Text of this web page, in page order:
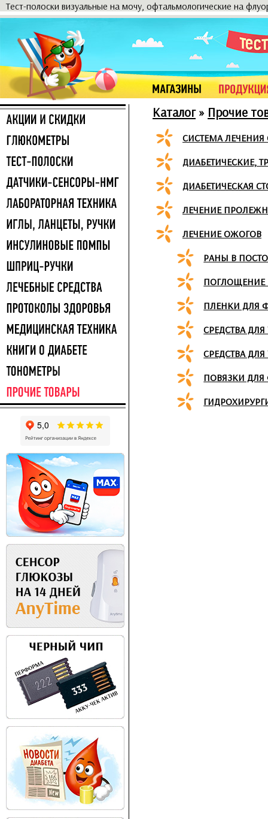
Тест-полоски визуальные на мочу, офтальмологические на
Каталог» Прочие
СИСТЕМА
ДИАБЕТИЧЕСКИЕ,
ДИАБЕТИЧЕСКАЯ
ЛЕЧЕНИЕ
ЛЕЧЕНИЕ ОЖОГОВ
РАНЫ В
ПОГЛОЩЕНИЕ
ПЛЕНКИ ДЛЯ
СРЕДСТВА
СРЕДСТВА
ПОВЯЗКИ ДЛЯ